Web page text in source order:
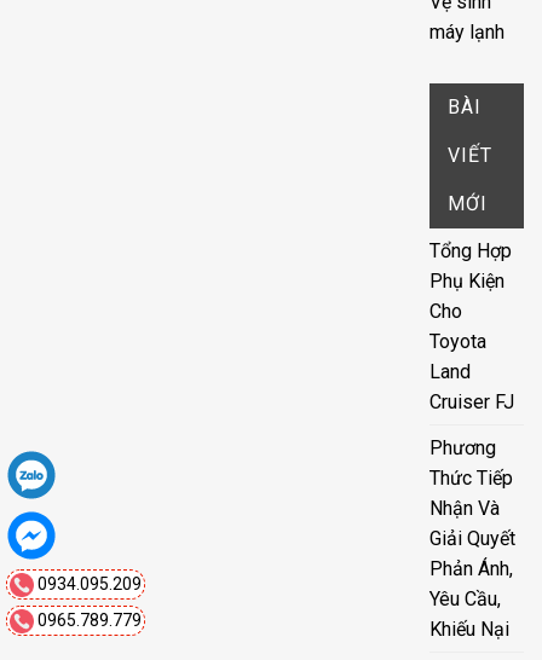
máy lạnh
BÀI
VIẾT
MỚI
Tổng Hợp
Phụ Kiện
Cho
Toyota
Land
Cruiser FJ
Phương
Thức Tiếp
Nhận Và
Giải Quyết
Phản Ánh,
Yêu Cầu,
Khiếu Nại
0965.789.779
0934.095.209